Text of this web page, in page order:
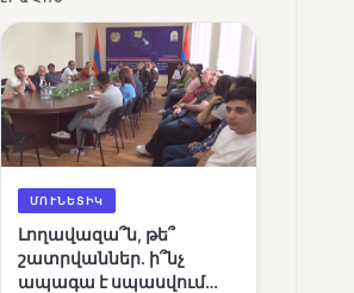
ՄՈՒՆԵՏԻԿ
Լողավազա՞ն, թե՞
շատրվաններ. ի՞նչ
ապագա է սպասվում